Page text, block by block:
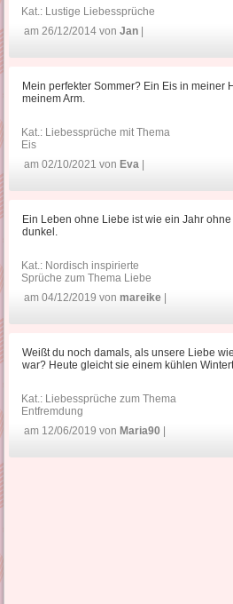
Kat.: Lustige Liebessprüche
am 26/12/2014 vonJan
Mein perfekter Sommer? Ein Eis in meiner
meinem Arm.
Kat.: Liebessprüche mit Thema
Eis
am 02/10/2021 von Eva
Ein Leben ohne Liebe ist wie ein Jahr ohne
dunkel.
Kat.: Nordisch inspirierte
Sprüche zum Thema Liebe
am 04/12/2019 vonmareike
Weißt du noch damals, als unsere Liebe
war? Heute gleicht sie einem kühlen
Kat.: Liebessprüche zum Thema
Entfremdung
am 12/06/2019 von Maria90